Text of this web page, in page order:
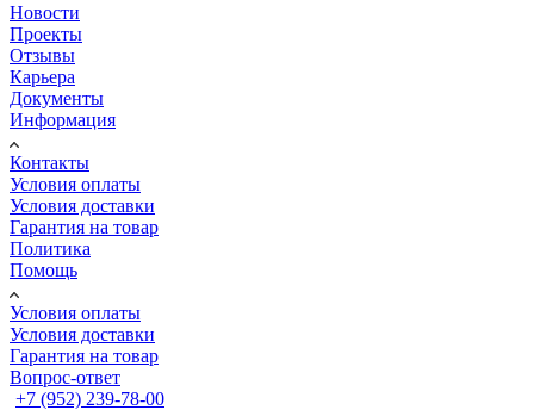
Новости
Проекты
Отзывы
Карьера
Документы
Информация
Контакты
Условия оплаты
Условия доставки
Гарантия на товар
Политика
Помощь
Условия оплаты
Условия доставки
Гарантия на товар
Вопрос-ответ
+7 (952) 239-78-00